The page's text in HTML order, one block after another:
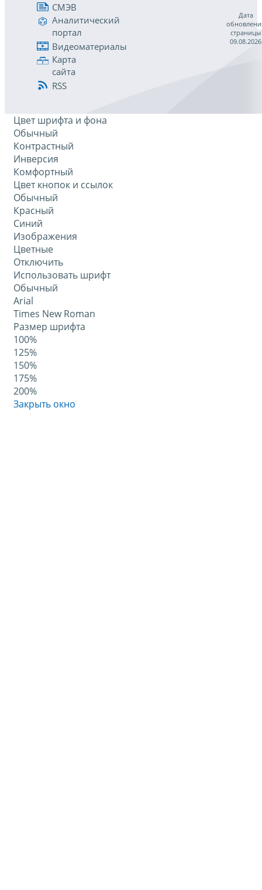
СМЭВ
Аналитический
портал
Видеоматериалы
Карта
сайта
RSS
Дата
страницы
09.08.2026
Цвет шрифта и фона
Обычный
Контрастный
Инверсия
Комфортный
Цвет кнопок и ссылок
Обычный
Красный
Синий
Изображения
Цветные
Отключить
Использовать шрифт
Обычный
Arial
Times New Roman
Размер шрифта
100%
125%
150%
175%
200%
Закрыть окно